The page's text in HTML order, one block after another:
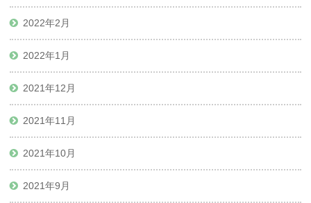
2022年2月
2022年1月
2021年12月
2021年11月
2021年10月
2021年9月